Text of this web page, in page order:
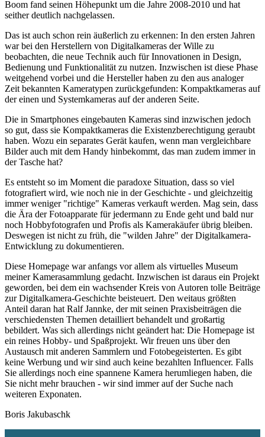
Boom fand seinen Höhepunkt um die Jahre 2008-2010 und hat
seither deutlich nachgelassen.
Das ist auch schon rein äußerlich zu erkennen: In den ersten Jahren
war bei den Herstellern von Digitalkameras der Wille zu
beobachten, die neue Technik auch für Innovationen in Design,
Bedienung und Funktionalität zu nutzen. Inzwischen ist diese Phase
weitgehend vorbei und die Hersteller haben zu den aus analoger
Zeit bekannten Kameratypen zurückgefunden: Kompaktkameras auf
der einen und Systemkameras auf der anderen Seite.
Die in Smartphones eingebauten Kameras sind inzwischen jedoch
so gut, dass sie Kompaktkameras die Existenzberechtigung geraubt
haben. Wozu ein separates Gerät kaufen, wenn man vergleichbare
Bilder auch mit dem Handy hinbekommt, das man zudem immer in
der Tasche hat?
Es entsteht so im Moment die paradoxe Situation, dass so viel
fotografiert wird, wie noch nie in der Geschichte - und gleichzeitig
immer weniger "richtige" Kameras verkauft werden. Mag sein, dass
die Ära der Fotoapparate für jedermann zu Ende geht und bald nur
noch Hobbyfotografen und Profis als Kamerakäufer übrig bleiben.
Deswegen ist nicht zu früh, die "wilden Jahre" der Digitalkamera-
Entwicklung zu dokumentieren.
Diese Homepage war anfangs vor allem als virtuelles Museum
meiner Kamerasammlung gedacht. Inzwischen ist daraus ein Projekt
geworden, bei dem ein wachsender Kreis von Autoren tolle Beiträge
zur Digitalkamera-Geschichte beisteuert. Den weitaus größten
Anteil daran hat Ralf Jannke, der mit seinen Praxisbeiträgen die
verschiedensten Themen detailliert behandelt und großartig
bebildert. Was sich allerdings nicht geändert hat: Die Homepage ist
ein reines Hobby- und Spaßprojekt. Wir freuen uns über den
Austausch mit anderen Sammlern und Fotobegeisterten. Es gibt
keine Werbung und wir sind auch keine bezahlten Influencer. Falls
Sie allerdings noch eine spannene Kamera herumliegen haben, die
Sie nicht mehr brauchen - wir sind immer auf der Suche nach
weiteren Exponaten.
Boris Jakubaschk